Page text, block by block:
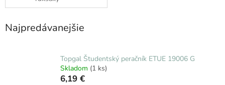
Najpredávanejšie
Topgal Študentský peračník ETUE 19006 G
Skladom (1 ks)
6,19 €